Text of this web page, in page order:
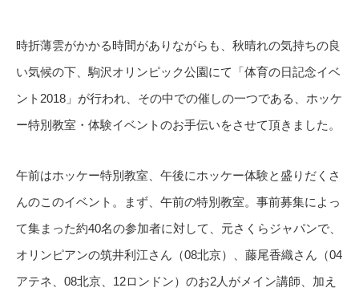
時折薄雲がかかる時間がありながらも、秋晴れの気持ちの良
い気候の下、駒沢オリンピック公園にて「体育の日記念イベ
ント2018」が行われ、その中での催しの一つである、ホッケ
ー特別教室・体験イベントのお手伝いをさせて頂きました。
午前はホッケー特別教室、午後にホッケー体験と盛りだくさ
んのこのイベント。まず、午前の特別教室。事前募集によっ
て集まった約40名の参加者に対して、元さくらジャパンで、
オリンピアンの筑井利江さん（08北京）、藤尾香織さん（04
アテネ、08北京、12ロンドン）のお2人がメイン講師、加え